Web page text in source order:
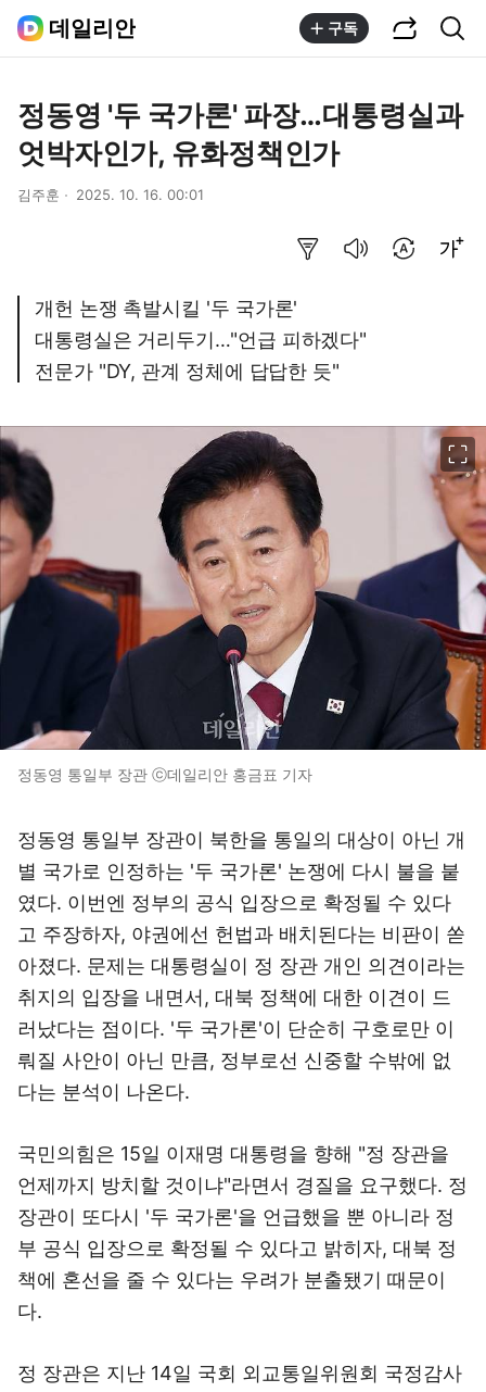
데일리안 구독
정동영 '두 국가론' 파장…대통령실과
엇박자인가, 유화정책인가
김주훈 2025. 10. 16. 00:01
개헌 논쟁 촉발시킬 '두 국가론'
대통령실은 거리두기…"언급 피하겠다"
전문가 "DY, 관계 정체에 답답한 듯"
정동영 통일부 장관 ⓒ데일리안 홍금표 기자
정동영 통일부 장관이 북한을 통일의 대상이 아닌 개
별 국가로 인정하는 '두 국가론' 논쟁에 다시 불을 붙
였다. 이번엔 정부의 공식 입장으로 확정될 수 있다
고 주장하자, 야권에선 헌법과 배치된다는 비판이 쏟
아졌다. 문제는 대통령실이 정 장관 개인 의견이라는
취지의 입장을 내면서, 대북 정책에 대한 이견이 드
러났다는 점이다. '두 국가론'이 단순히 구호로만 이
뤄질 사안이 아닌 만큼, 정부로선 신중할 수밖에 없
다는 분석이 나온다.
국민의힘은 15일 이재명 대통령을 향해 "정 장관을
언제까지 방치할 것이냐"라면서 경질을 요구했다. 정
장관이 또다시 '두 국가론'을 언급했을 뿐 아니라 정
부 공식 입장으로 확정될 수 있다고 밝히자, 대북 정
책에 혼선을 줄 수 있다는 우려가 분출됐기 때문이
다.
정 장관은 지난 14일 국회 외교통일위원회 국정감사